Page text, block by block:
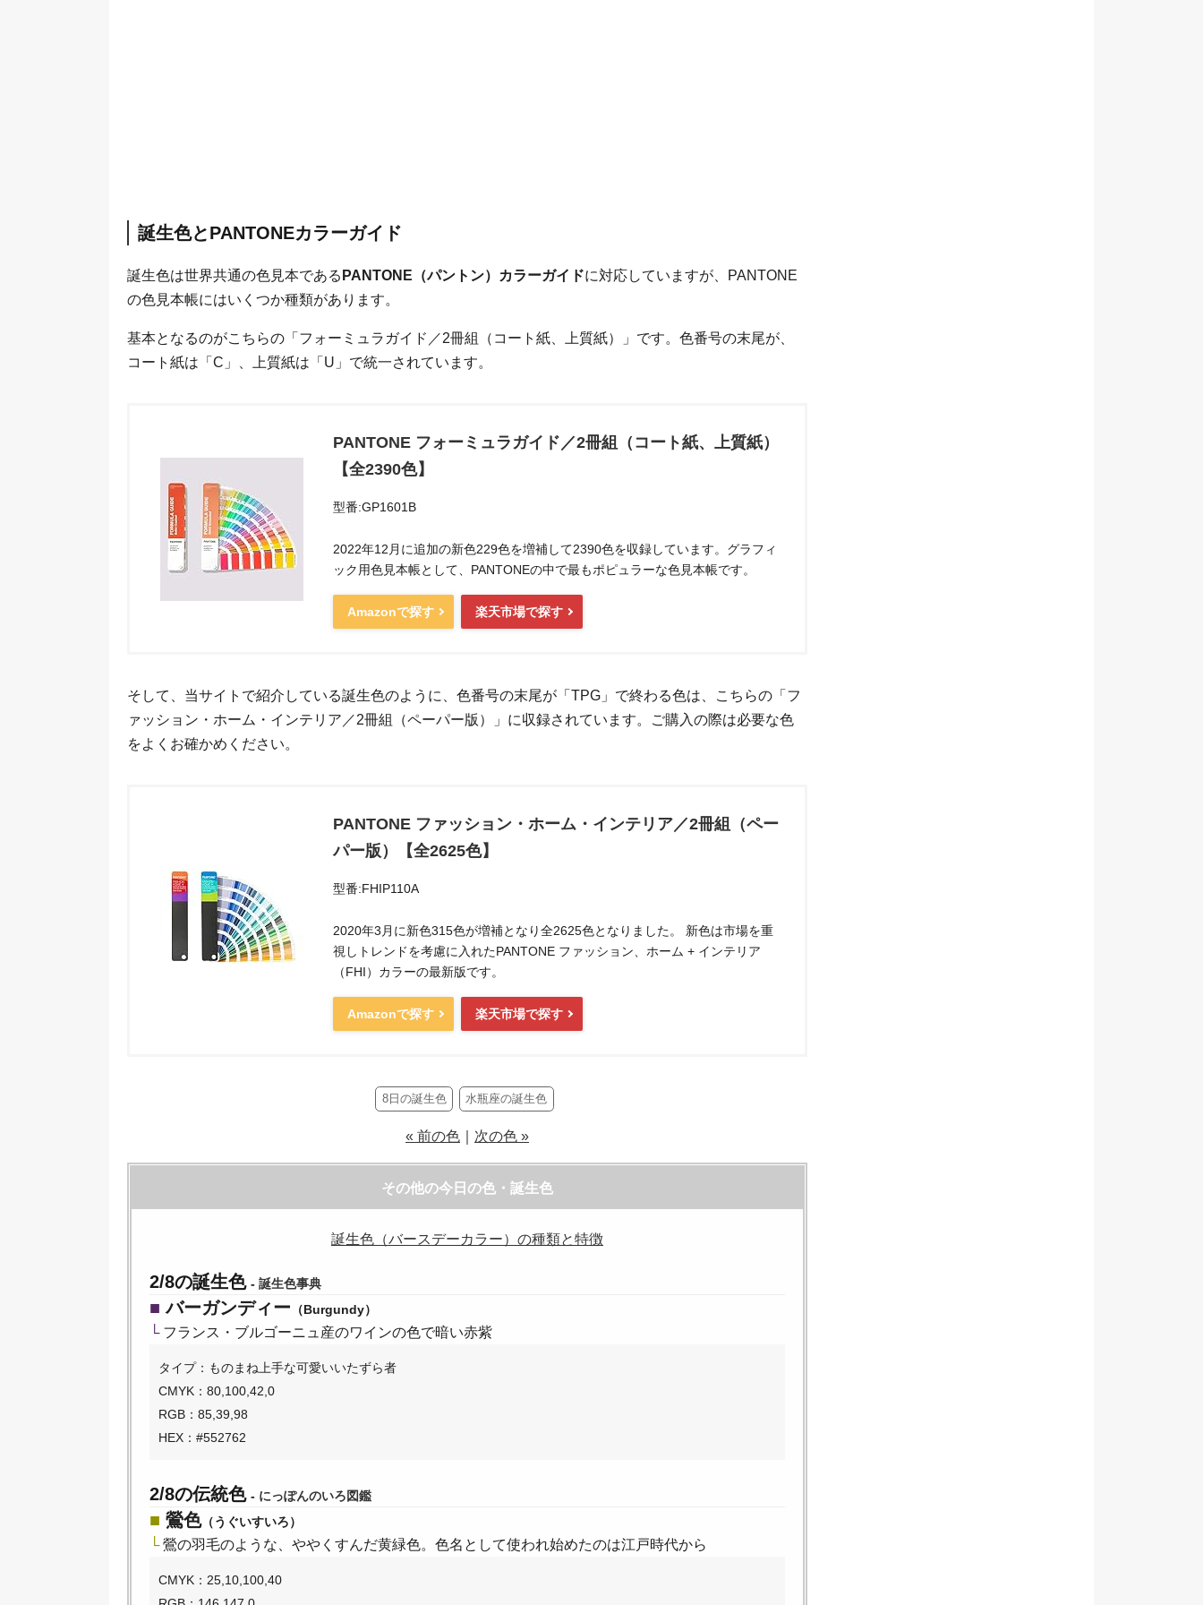
誕生色とPANTONEカラーガイド
誕生色は世界共通の色見本である PANTONE（パントン）カラーガイドに対応していますが、PANTONE
の色見本帳にはいくつか種類があります。
基本となるのがこちらの「フォーミュラガイド／2冊組（コート紙、上質紙）」です。色番号の末尾が、
コート紙は「C」、上質紙は「U」で統一されています。
PANTONE フォーミュラガイド／2冊組（コート紙、上質紙）
【全2390色】
型番:GP1601B
2022年12月に追加の新色229色を増補して2390色を収録しています。グラフィ
ック用色見本帳として、PANTONEの中で最もポピュラーな色見本帳です。
Amazonで探す 楽天市場で探す
そして、当サイトで紹介している誕生色のように、色番号の末尾が「TPG」で終わる色は、こちらの「フ
ァッション・ホーム・インテリア／2冊組（ペーパー版）」に収録されています。ご購入の際は必要な色
をよくお確かめください。
PANTONE ファッション・ホーム・インテリア／2冊組（ペー
パー版）【全2625色】
型番:FHIP110A
2020年3月に新色315色が増補となり全2625色となりました。 新色は市場を重
視しトレンドを考慮に入れたPANTONE ファッション、ホーム + インテリア
（FHI）カラーの最新版です。
Amazonで探す 楽天市場で探す
8日の誕生色 水瓶座の誕生色
« 前の色 次の色 »
その他の今日の色・誕生色
誕生色（バースデーカラー）の種類と特徴
2/8の誕生色 - 誕生色事典
■ バーガンディー （Burgundy）
└フランス・ブルゴーニュ産のワインの色で暗い赤紫
タイプ：ものまね上手な可愛いいたずら者
CMYK：80,100,42,0
RGB：85,39,98
HEX：#552762
2/8の伝統色 - にっぽんのいろ図鑑
■ 鶯色（うぐいすいろ）
└鶯の羽毛のような、ややくすんだ黄緑色。色名として使われ始めたのは江戸時代から
CMYK：25,10,100,40